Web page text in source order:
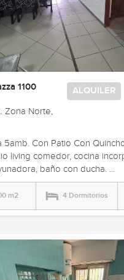
ALQUILER
1100
Zona Norte,
5amb. Con Patio Con
living comedor, cocina
baño con ducha. ...
m2 4 Dormitorios